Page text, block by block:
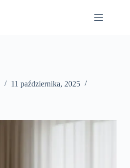
11 października, 2025